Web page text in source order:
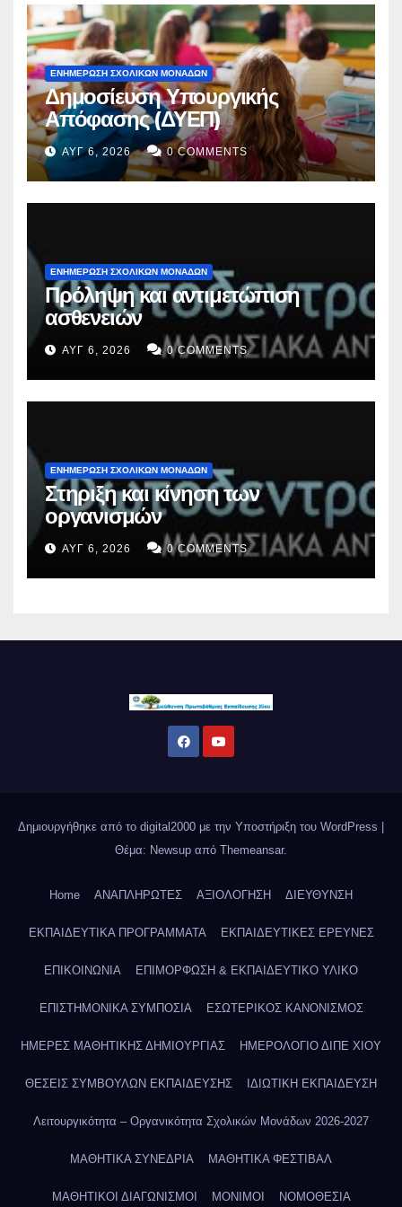
ΕΝΗΜΕΡΩΣΗ ΣΧΟΛΙΚΩΝ ΜΟΝΑΔΩΝ
Δημοσίευση Υπουργικής
Απόφασης (ΔΥΕΠ)
ΑΥΓ 6, 2026 0 COMMENTS
ΕΝΗΜΕΡΩΣΗ ΣΧΟΛΙΚΩΝ ΜΟΝΑΔΩΝ
Πρόληψη και αντιμετώπιση
ασθενειών
ΑΥΓ 6, 2026 0 COMMENTS
ΕΝΗΜΕΡΩΣΗ ΣΧΟΛΙΚΩΝ ΜΟΝΑΔΩΝ
Στηριξη και κίνηση των
οργανισμών
ΑΥΓ 6, 2026 0 COMMENTS
Δημιουργήθηκε από το digital2000 με την Υποστήριξη του WordPress
Θέμα: Newsup από Themeansar.
Home ΑΝΑΠΛΗΡΩΤΕΣ ΑΞΙΟΛΟΓΗΣΗ ΔΙΕΥΘΥΝΣΗ
ΕΚΠΑΙΔΕΥΤΙΚΑ ΠΡΟΓΡΑΜΜΑΤΑ ΕΚΠΑΙΔΕΥΤΙΚΕΣ ΕΡΕΥΝΕΣ
ΕΠΙΚΟΙΝΩΝΙΑ ΕΠΙΜΟΡΦΩΣΗ & ΕΚΠΑΙΔΕΥΤΙΚΟ ΥΛΙΚΟ
ΕΠΙΣΤΗΜΟΝΙΚΑ ΣΥΜΠΟΣΙΑ ΕΣΩΤΕΡΙΚΟΣ ΚΑΝΟΝΙΣΜΟΣ
ΗΜΕΡΕΣ ΜΑΘΗΤΙΚΗΣ ΔΗΜΙΟΥΡΓΙΑΣ ΗΜΕΡΟΛΟΓΙΟ ΔΙΠΕ ΧΙΟΥ
ΘΕΣΕΙΣ ΣΥΜΒΟΥΛΩΝ ΕΚΠΑΙΔΕΥΣΗΣ ΙΔΙΩΤΙΚΗ ΕΚΠΑΙΔΕΥΣΗ
Λειτουργικότητα – Οργανικότητα Σχολικών Μονάδων 2026-2027
ΜΑΘΗΤΙΚΑ ΣΥΝΕΔΡΙΑ ΜΑΘΗΤΙΚΑ ΦΕΣΤΙΒΑΛ
ΜΑΘΗΤΙΚΟΙ ΔΙΑΓΩΝΙΣΜΟΙ ΜΟΝΙΜΟΙ ΝΟΜΟΘΕΣΙΑ